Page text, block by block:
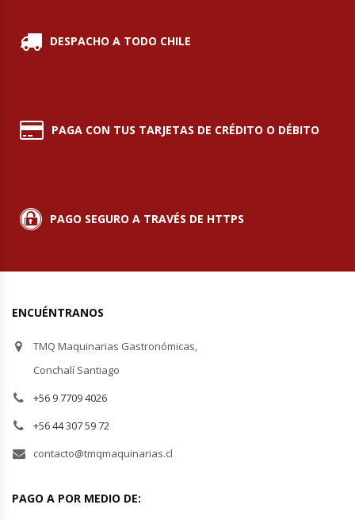
Ollas Arroceras
Peladora De Papas
Ralladoras De Queso
Rebanadoras De Pan De Molde
Refrigeradores Industriales
DESPACHO A TODO CHILE
PAGA CON TUS TARJETAS DE CRÉDITO O DÉBITO
PAGO SEGURO A TRAVÉS DE HTTPS
ENCUÉNTRANOS
TMQ Maquinarias Gastronómicas,
Conchalí Santiago
+56 9 7709 4026
+56 44 307 59 72
contacto@tmqmaquinarias.cl
PAGO A POR MEDIO DE: